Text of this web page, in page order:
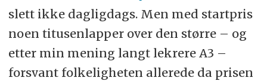
slett ikke dagligdags. Men med startpris
noen titusenlapper over den større – og
etter min mening langt lekrere A3 –
forsvant folkeligheten allerede da prisen